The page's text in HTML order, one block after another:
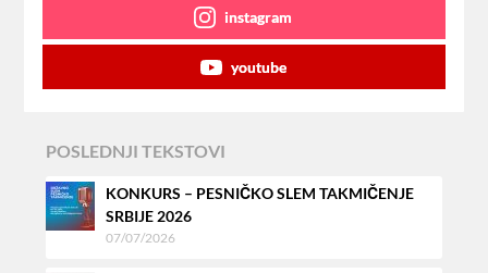
instagram
youtube
POSLEDNJI TEKSTOVI
KONKURS – PESNIČKO SLEM TAKMIČENJE
SRBIJE 2026
07/07/2026